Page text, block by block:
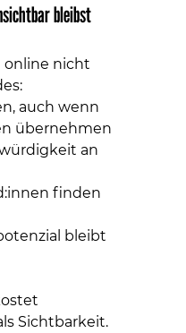
bleibst
online nicht
auch wenn
übernehmen
an
finden
bleibt
Sichtbarkeit.